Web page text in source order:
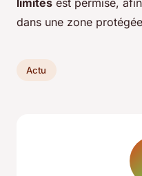
limites est permise,
dans une zone
Actu